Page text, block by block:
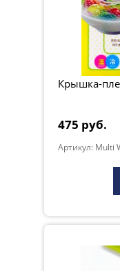
Крышка-
475 руб.
Артикул: Multi